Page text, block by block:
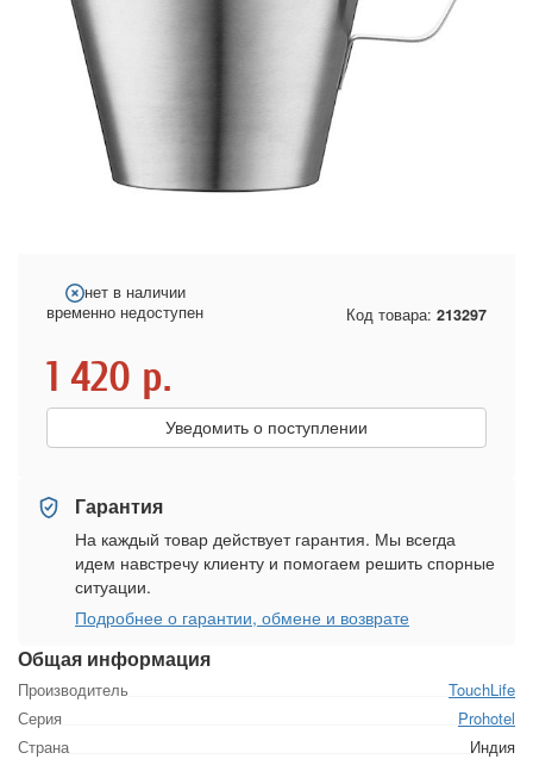
Общая информация
Производитель
TouchLife
Серия
Prohotel
Страна
Индия
нет в наличии
временно недоступен
Код товара: 213297
1 420 р.
Уведомить о поступлении
Гарантия
На каждый товар действует гарантия. Мы всегда
идем навстречу клиенту и помогаем решить спорные
ситуации.
Подробнее о гарантии, обмене и возврате